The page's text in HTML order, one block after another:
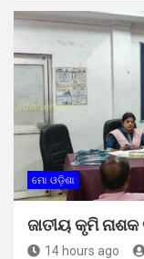
ମୋ ଓଡ଼ିଶା
ଜାତୀୟ କୃମି
14 hours ago